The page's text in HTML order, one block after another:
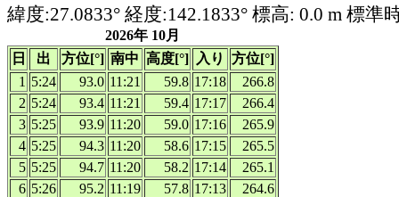
緯度:27.0833° 経度:142.1833° 標高: 0.0 m 標準
2026年 10月
日
出 方位[°] 南中 高度[°] 入り
方位[°]
1 5:24 93.0 11:21 59.8 17:18
266.8
2 5:24 93.4 11:21 59.4 17:17
266.4
3 5:25 93.9 11:20 59.0 17:16
265.9
4 5:25 94.3 11:20 58.6 17:15
265.5
5 5:25 94.7 11:20 58.2 17:14
265.1
6 5:26 95.2 11:19 57.8 17:13
264.6